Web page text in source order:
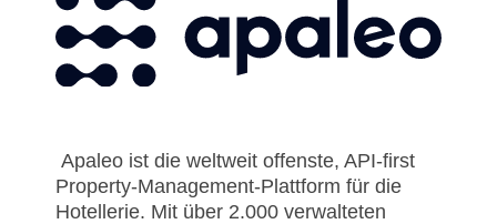
- Resort & Kasinos
- Kiosk im Freien
- Kiosk im Innenbereich
Kiosk für
den
Innenbereich
- Vorteile der Kombination von Personal und Selbstbedienung
- Nachrichten
- Ausstellungen
- FAQ
- Presse
- Unterstützung
Apaleo ist die weltweit offenste, API-first
Property-Management-Plattform für die
Hotellerie. Mit über 2.000 verwalteten